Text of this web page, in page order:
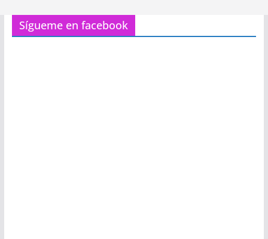
Sígueme en facebook